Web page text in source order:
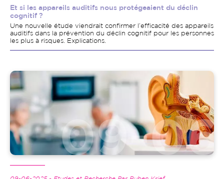
Et si les appareils auditifs nous protégeaient du déclin
cognitif ?
Une nouvelle étude viendrait confirmer l’efficacité des appareils
auditifs dans la prévention du déclin cognitif pour les personnes
les plus à risques. Explications.
Image